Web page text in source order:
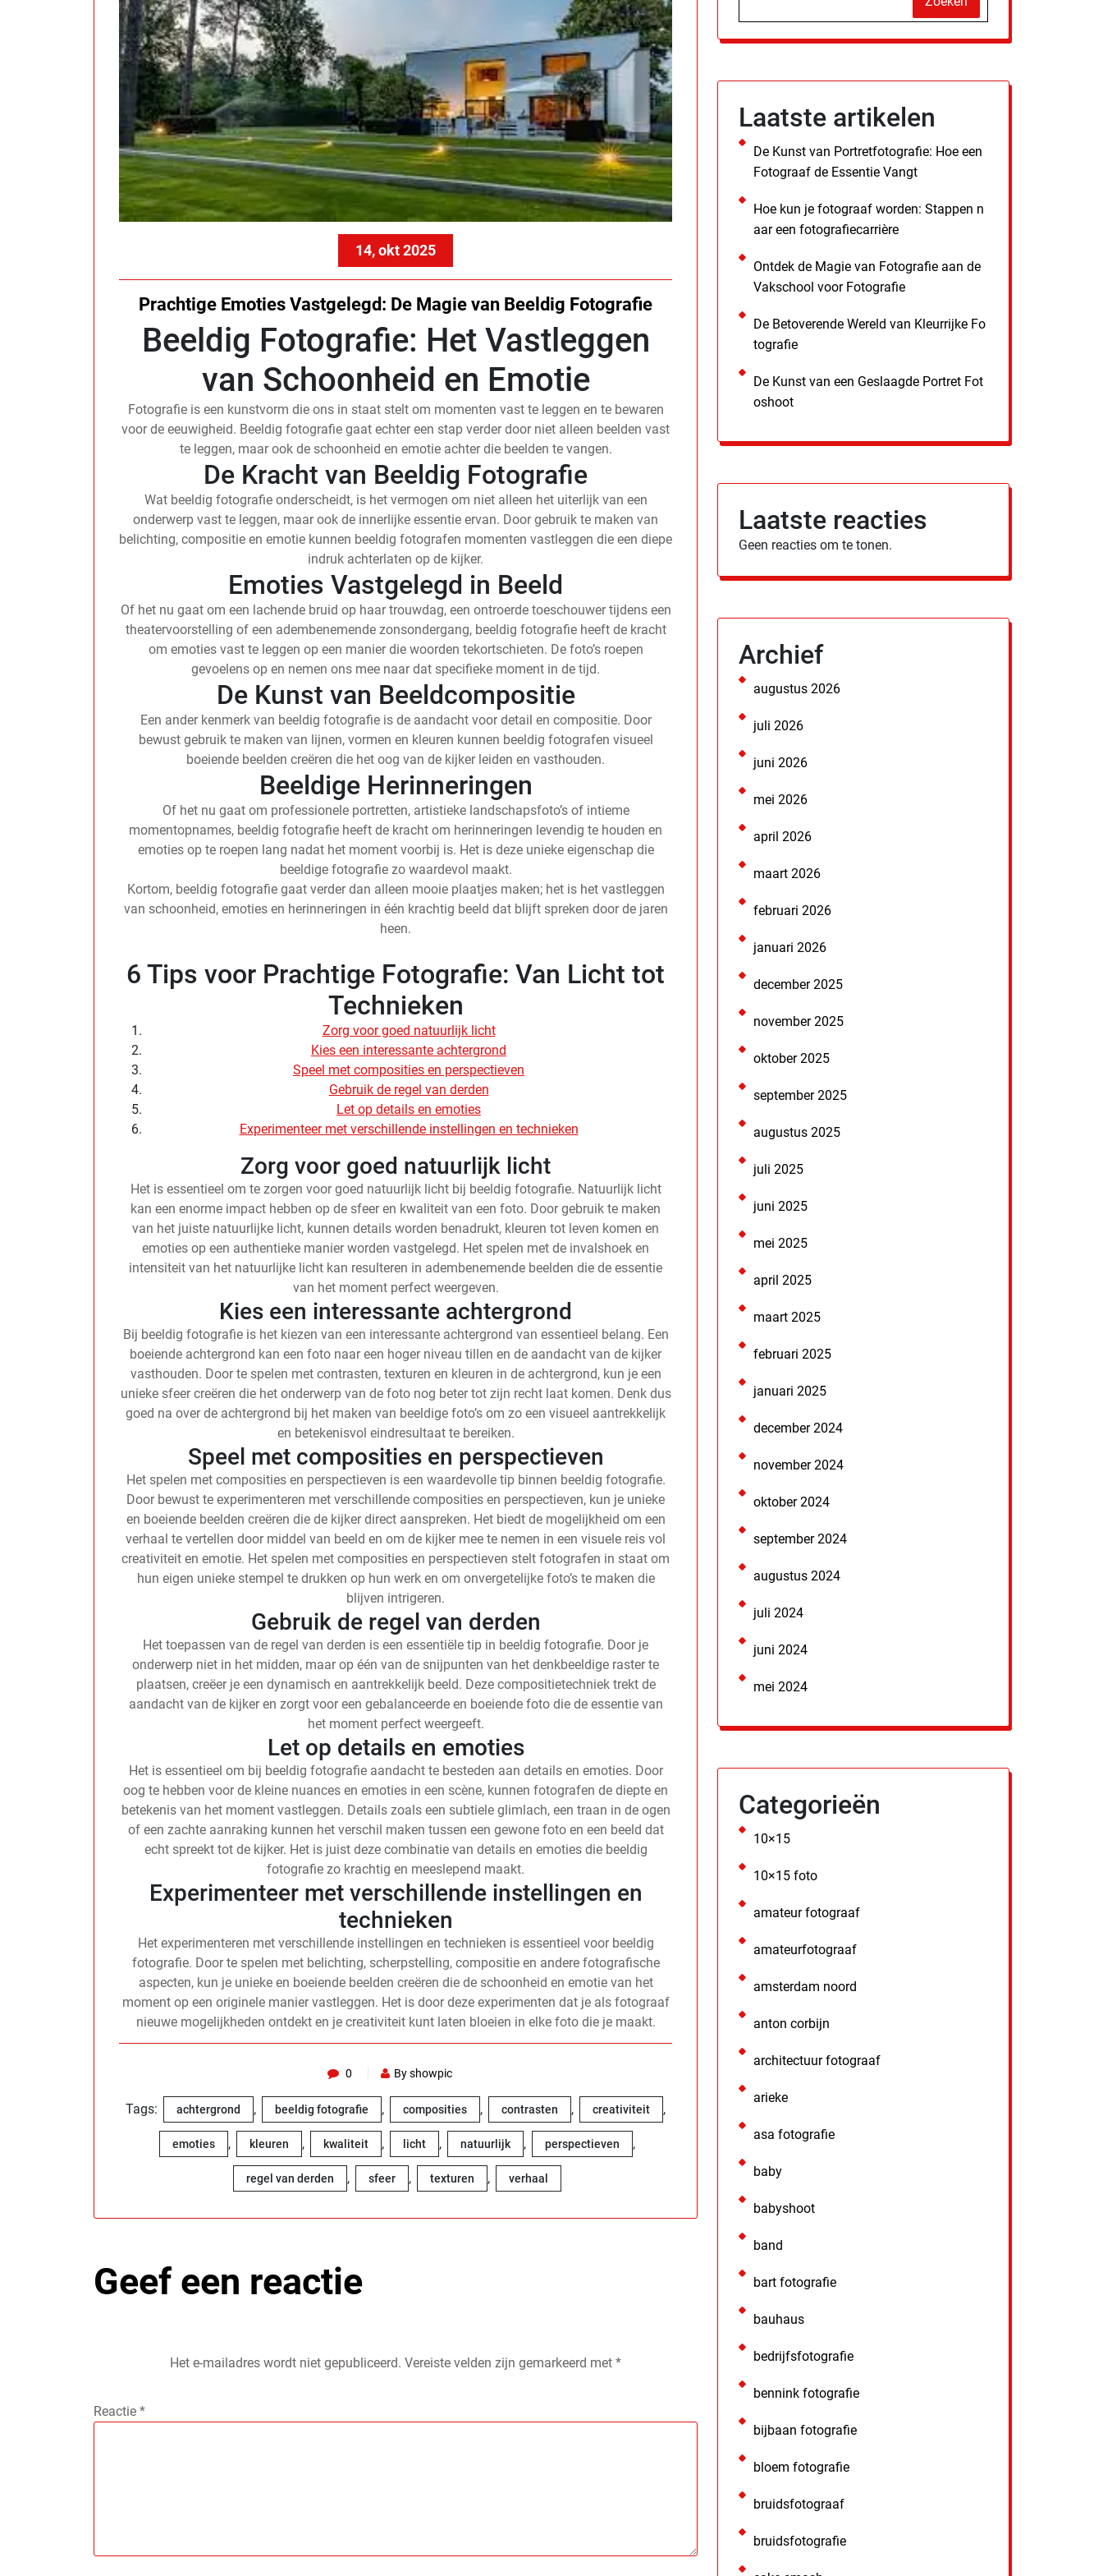
14, okt 2025
Prachtige Emoties Vastgelegd: De Magie van Beeldig Fotografie
Beeldig Fotografie: Het Vastleggen
van Schoonheid en Emotie
Fotografie is een kunstvorm die ons in staat stelt om momenten vast te leggen en te bewaren
voor de eeuwigheid. Beeldig fotografie gaat echter een stap verder door niet alleen beelden vast
te leggen, maar ook de schoonheid en emotie achter die beelden te vangen.
De Kracht van Beeldig Fotografie
Wat beeldig fotografie onderscheidt, is het vermogen om niet alleen het uiterlijk van een
onderwerp vast te leggen, maar ook de innerlijke essentie ervan. Door gebruik te maken van
belichting, compositie en emotie kunnen beeldig fotografen momenten vastleggen die een diepe
indruk achterlaten op de kijker.
Emoties Vastgelegd in Beeld
Of het nu gaat om een lachende bruid op haar trouwdag, een ontroerde toeschouwer tijdens een
theatervoorstelling of een adembenemende zonsondergang, beeldig fotografie heeft de kracht
om emoties vast te leggen op een manier die woorden tekortschieten. De foto’s roepen
gevoelens op en nemen ons mee naar dat specifieke moment in de tijd.
De Kunst van Beeldcompositie
Een ander kenmerk van beeldig fotografie is de aandacht voor detail en compositie. Door
bewust gebruik te maken van lijnen, vormen en kleuren kunnen beeldig fotografen visueel
boeiende beelden creëren die het oog van de kijker leiden en vasthouden.
Beeldige Herinneringen
Of het nu gaat om professionele portretten, artistieke landschapsfoto’s of intieme
momentopnames, beeldig fotografie heeft de kracht om herinneringen levendig te houden en
emoties op te roepen lang nadat het moment voorbij is. Het is deze unieke eigenschap die
beeldige fotografie zo waardevol maakt.
Kortom, beeldig fotografie gaat verder dan alleen mooie plaatjes maken; het is het vastleggen
van schoonheid, emoties en herinneringen in één krachtig beeld dat blijft spreken door de jaren
heen.
6 Tips voor Prachtige Fotografie: Van Licht tot
Technieken
Zorg voor goed natuurlijk licht
Kies een interessante achtergrond
Speel met composities en perspectieven
Gebruik de regel van derden
Let op details en emoties
Experimenteer met verschillende instellingen en technieken
Zorg voor goed natuurlijk licht
Het is essentieel om te zorgen voor goed natuurlijk licht bij beeldig fotografie. Natuurlijk licht
kan een enorme impact hebben op de sfeer en kwaliteit van een foto. Door gebruik te maken
van het juiste natuurlijke licht, kunnen details worden benadrukt, kleuren tot leven komen en
emoties op een authentieke manier worden vastgelegd. Het spelen met de invalshoek en
intensiteit van het natuurlijke licht kan resulteren in adembenemende beelden die de essentie
van het moment perfect weergeven.
Kies een interessante achtergrond
Bij beeldig fotografie is het kiezen van een interessante achtergrond van essentieel belang. Een
boeiende achtergrond kan een foto naar een hoger niveau tillen en de aandacht van de kijker
vasthouden. Door te spelen met contrasten, texturen en kleuren in de achtergrond, kun je een
unieke sfeer creëren die het onderwerp van de foto nog beter tot zijn recht laat komen. Denk dus
goed na over de achtergrond bij het maken van beeldige foto’s om zo een visueel aantrekkelijk
en betekenisvol eindresultaat te bereiken.
Speel met composities en perspectieven
Het spelen met composities en perspectieven is een waardevolle tip binnen beeldig fotografie.
Door bewust te experimenteren met verschillende composities en perspectieven, kun je unieke
en boeiende beelden creëren die de kijker direct aanspreken. Het biedt de mogelijkheid om een
verhaal te vertellen door middel van beeld en om de kijker mee te nemen in een visuele reis vol
creativiteit en emotie. Het spelen met composities en perspectieven stelt fotografen in staat om
hun eigen unieke stempel te drukken op hun werk en om onvergetelijke foto’s te maken die
blijven intrigeren.
Gebruik de regel van derden
Het toepassen van de regel van derden is een essentiële tip in beeldig fotografie. Door je
onderwerp niet in het midden, maar op één van de snijpunten van het denkbeeldige raster te
plaatsen, creëer je een dynamisch en aantrekkelijk beeld. Deze compositietechniek trekt de
aandacht van de kijker en zorgt voor een gebalanceerde en boeiende foto die de essentie van
het moment perfect weergeeft.
Let op details en emoties
Het is essentieel om bij beeldig fotografie aandacht te besteden aan details en emoties. Door
oog te hebben voor de kleine nuances en emoties in een scène, kunnen fotografen de diepte en
betekenis van het moment vastleggen. Details zoals een subtiele glimlach, een traan in de ogen
of een zachte aanraking kunnen het verschil maken tussen een gewone foto en een beeld dat
echt spreekt tot de kijker. Het is juist deze combinatie van details en emoties die beeldig
fotografie zo krachtig en meeslepend maakt.
Experimenteer met verschillende instellingen en
technieken
Het experimenteren met verschillende instellingen en technieken is essentieel voor beeldig
fotografie. Door te spelen met belichting, scherpstelling, compositie en andere fotografische
aspecten, kun je unieke en boeiende beelden creëren die de schoonheid en emotie van het
moment op een originele manier vastleggen. Het is door deze experimenten dat je als fotograaf
nieuwe mogelijkheden ontdekt en je creativiteit kunt laten bloeien in elke foto die je maakt.
0 By showpic
Tags: achtergrond , beeldig fotografie , composities , contrasten , creativiteit ,
emoties , kleuren , kwaliteit , licht , natuurlijk , perspectieven ,
regel van derden , sfeer , texturen , verhaal
Geef een reactie
Het e-mailadres wordt niet gepubliceerd. Vereiste velden zijn gemarkeerd met *
Reactie *
Laatste artikelen
De Kunst van Portretfotografie: Hoe een
Fotograaf de Essentie Vangt
Hoe kun je fotograaf worden: Stappen n
aar een fotografiecarrière
Ontdek de Magie van Fotografie aan de
Vakschool voor Fotografie
De Betoverende Wereld van Kleurrijke Fo
tografie
De Kunst van een Geslaagde Portret Fot
oshoot
Laatste reacties
Geen reacties om te tonen.
Archief
augustus 2026
juli 2026
juni 2026
mei 2026
april 2026
maart 2026
februari 2026
januari 2026
december 2025
november 2025
oktober 2025
september 2025
augustus 2025
juli 2025
juni 2025
mei 2025
april 2025
maart 2025
februari 2025
januari 2025
december 2024
november 2024
oktober 2024
september 2024
augustus 2024
juli 2024
juni 2024
mei 2024
Categorieën
10×15
10×15 foto
amateur fotograaf
amateurfotograaf
amsterdam noord
anton corbijn
architectuur fotograaf
arieke
asa fotografie
baby
babyshoot
band
bart fotografie
bauhaus
bedrijfsfotografie
bennink fotografie
bijbaan fotografie
bloem fotografie
bruidsfotograaf
bruidsfotografie